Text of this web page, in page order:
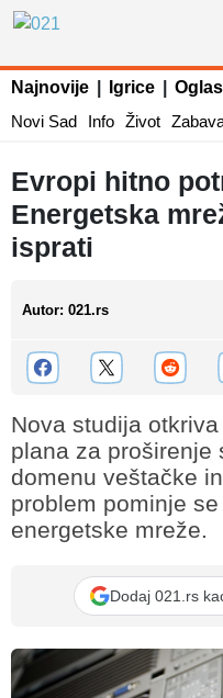
Najnovije Igrice
Novi Sad
Info Život
Evropi hitno
Energetska
isprati
Autor: 021.rs
Nova studija
plana za proširenje
domenu veštačke
problem pominje
energetske mreže.
Dodaj 021.rs